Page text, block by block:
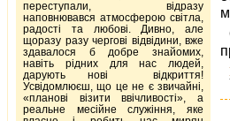
переступали, відразу
наповнювався атмосферою світла,
радості та любові. Дивно, але
щоразу разу чергові відвідини, вже
здавалося б добре знайомих,
навіть рідних для нас людей,
дарують нові відкриття!
Усвідомлюєш, що це не є звичайні,
«планові візити ввічливості», а
реальне месійне служіння, яке